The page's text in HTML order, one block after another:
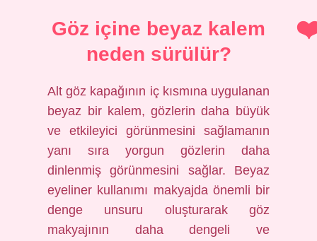
Göz içine beyaz kalem
neden sürülür?
Alt göz kapağının iç kısmına uygulanan
beyaz bir kalem, gözlerin daha büyük
ve etkileyici görünmesini sağlamanın
yanı sıra yorgun gözlerin daha
dinlenmiş görünmesini sağlar. Beyaz
eyeliner kullanımı makyajda önemli bir
denge unsuru oluşturarak göz
makyajının daha dengeli ve